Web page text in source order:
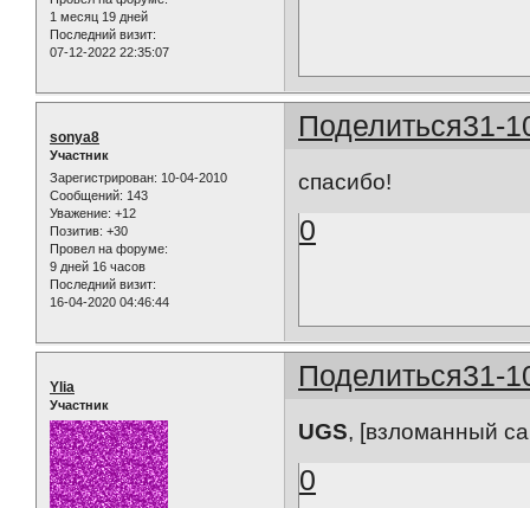
1 месяц 19 дней
Последний визит:
07-12-2022 22:35:07
Поделиться31-
sonya8
Участник
Зарегистрирован: 10-04-2010
Сообщений: 143
Уважение: +12
Позитив: +30
Провел на форуме:
9 дней 16 часов
Последний визит:
16-04-2020 04:46:44
спасибо!
0
Поделиться31-
Ylia
Участник
UGS, [взломанный
0